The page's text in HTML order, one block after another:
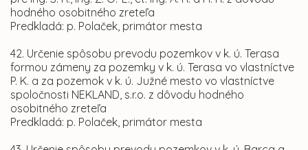
hodného osobitného zreteľa
Predkladá: p. Polaček, primátor mesta
42. Určenie spôsobu prevodu pozemkov v k. ú. Terasa
formou zámeny za pozemky v k. ú. Terasa vo vlastníctve
P. K. a za pozemok v k. ú. Južné mesto vo vlastníctve
spoločnosti NEKLAND, s.r.o. z dôvodu hodného
osobitného zreteľa
Predkladá: p. Polaček, primátor mesta